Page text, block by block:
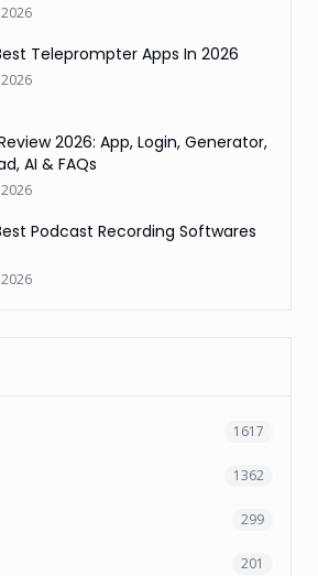
Teleprompter Apps In 2026
Review 2026: App, Login, Generator,
AI & FAQs
Podcast Recording Softwares
1617
1362
299
201